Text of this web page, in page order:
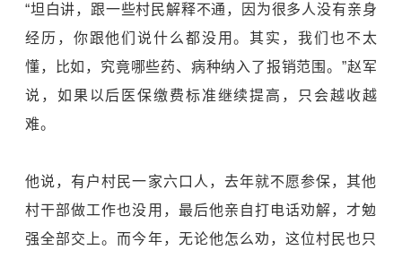
“坦白讲，跟一些村民解释不通，因为很多人没有亲身
经历，你跟他们说什么都没用。其实，我们也不太
懂，比如，究竟哪些药、病种纳入了报销范围。”赵军
说，如果以后医保缴费标准继续提高，只会越收越
难。
他说，有户村民一家六口人，去年就不愿参保，其他
村干部做工作也没用，最后他亲自打电话劝解，才勉
强全部交上。而今年，无论他怎么劝，这位村民也只